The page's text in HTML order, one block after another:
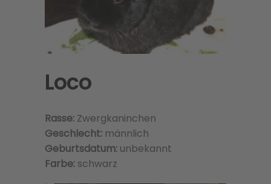
Loco
Rasse: Zwergkaninchen
Geschlecht: männlich
Geburtsdatum: unbekannt
Farbe: schwarz